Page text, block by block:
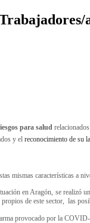
para salud
y el reconocimiento de su
mismas características a
en Aragón, se realizó
de este sector, las
provocado por la COVID-